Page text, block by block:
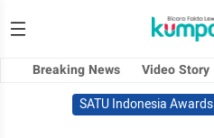
Breaking News Video Story
SATU Indonesia Awards